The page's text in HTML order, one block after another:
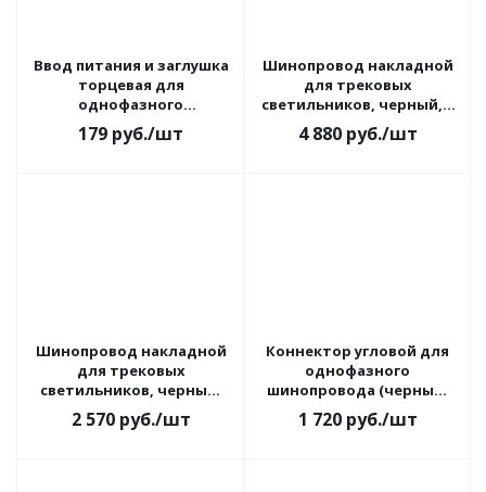
Ввод питания и заглушка
торцевая для
однофазного
шинопровода (черный) /
TRP-1-1-BK
179 руб./шт
Шинопровод накладной
для трековых
светильников, черный, 2
м, Slim Magnetic
4 880руб./шт
Шинопровод накладной
для трековых
светильников, черный,
1м, Slim Magnetic
2 570руб./шт
Коннектор угловой для
однофазного
шинопровода (черный)
TRC-1-1-FLEX-BK
1 720руб./шт